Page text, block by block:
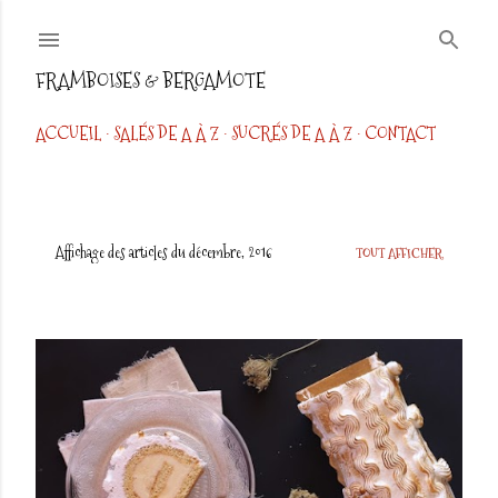
FRAMBOISES & BERGAMOTE
ACCUEIL SALÉS DE A À Z SUCRÉS DE A À Z CONTACT
Affichage des articles du décembre, 2016 TOUT AFFICHER